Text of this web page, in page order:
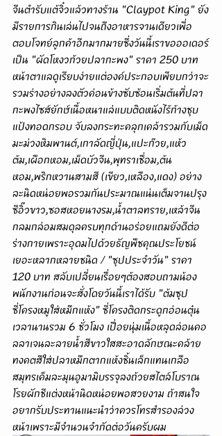
จีนตำรับแต้จิ๋วแล้วทางร้าน "Claypot King" ยัง
มีรายการกินเล่นไปจนถึงอาหารจานเดียวเพื่อ
ตอบโจทย์ลูกค้าอีกมากมายซึ่งวันนี้เราขอออเดอร์
เป็น "ผัดโหงวก้วยปลากะพง" ราคา 250 บาท
หน้าตาแลดูเรียบง่ายแต่องค์ประกอบเพียบกว่าจะ
รวมร่างอย่างลงตัวค่อนข้างซับซ้อนเริ่มต้นที่ปลา
กะพงไซส์ยักษ์เนื้อหนาแล่แบบติดหนังไร้ก้างชุบ
แป้งทอดกรอบ จับลงกระทะคลุกเคล้ารวมกับเม็ด
มะม่วงหิมพานต์,เกาลัดญี่ปุ่น,แปะก๊วย,แห้ว
ต้ม,เผือกหอม,เม็ดบัวจีน,พุทราเชื่อม,ต้น
หอม,พริกหวานสามสี (เขียว,เหลือง,แดง) อย่าง
ละนิดหน่อยพอรวมกันประมาณแน่นเต็มจานปรุง
ซีอิ๊วขาว,ซอสหอยนางรม,น้ำตาลทราย,เหล้าจีน
กลมกล่อมสมดุลครบทุกด้านอร่อยแถมยังดีต่อ
ร่างกายเพราะอุดมไปด้วยธัญพืชคุณประโยชน์
เยอะหลากหลายชนิด / "ซุปประจำวัน" ราคา
120 บาท สลับเปลี่ยนเรื่อยๆต้องสอบถามน้อง
พนักงานก่อนจะสั่งโดยวันนี้เราได้รับ "ต้มซุป
ซี่โครงหมูใส่หมึกแห้ง" ซี่โครงติดกระดูกอ่อนตุ๋น
เวลานานรวม 6 ชั่วโมง เปื่อยนุ่มเนื้อหลุดล่อนคอ
ลลาเจนละลายน้ำสีขาวใสสะอาดลักษณะคล้าย
ทงคตสึใส่ปลาหมึกตากแห้งชิ้นเล็กแทนเกลือ
สมุทรเค็มละมุนอูมามิบรรจุลงถ้วยสไตล์โบราณ
โรยผักชีแต่งหน้านิดหน่อยพอสวยงาม ถ้าสนใจ
อยากรับประทานแนะนำว่าควรโทรสำรองล่วง
หน้าเพราะมีจำนวนจำกัดต่อวันครับผม